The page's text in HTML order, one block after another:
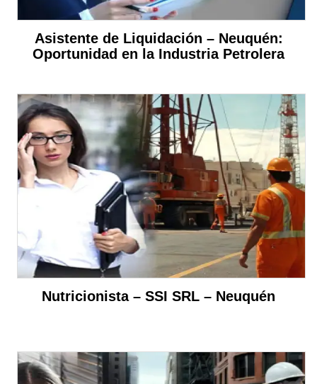
Asistente de Liquidación – Neuquén:
Oportunidad en la Industria Petrolera
Nutricionista – SSI SRL – Neuquén